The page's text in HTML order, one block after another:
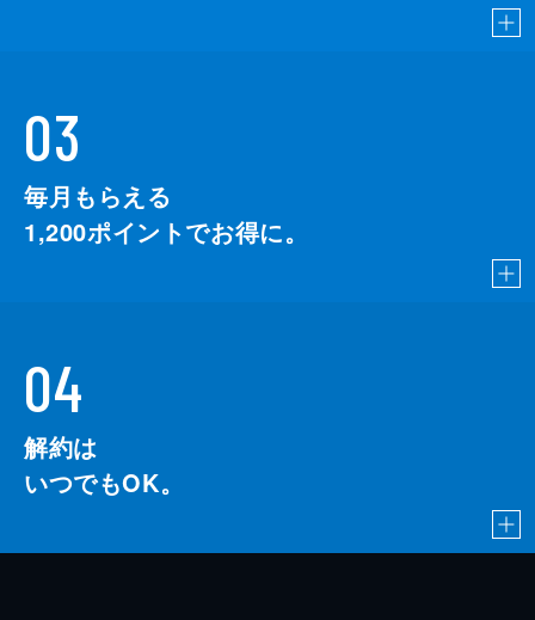
03
毎月もらえる
1,200ポイントでお得に。
04
解約は
いつでもOK。